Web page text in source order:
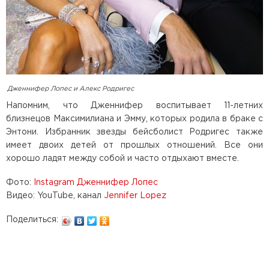
Дженнифер Лопес и Алекс Родригес
Напомним, что Дженнифер воспитывает 11-летних
близнецов Максимилиана и Эмму, которых родила в браке с
Энтони. Избранник звезды бейсболист Родригес также
имеет двоих детей от прошлых отношений. Все они
хорошо ладят между собой и часто отдыхают вместе.
Фото:
Instagram Дженнифер Лопес
Видео: YouTube, канал Jennifer Lopez
Поделиться: